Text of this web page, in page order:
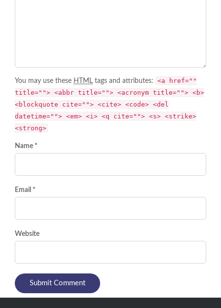
You may use these HTML tags and attributes:
<a href=""
title=""> <abbr title=""> <acronym title=""> <b>
<blockquote cite=""> <cite> <code> <del
datetime=""> <em> <i> <q cite=""> <s> <strike>
<strong>
Name *
Email *
Website